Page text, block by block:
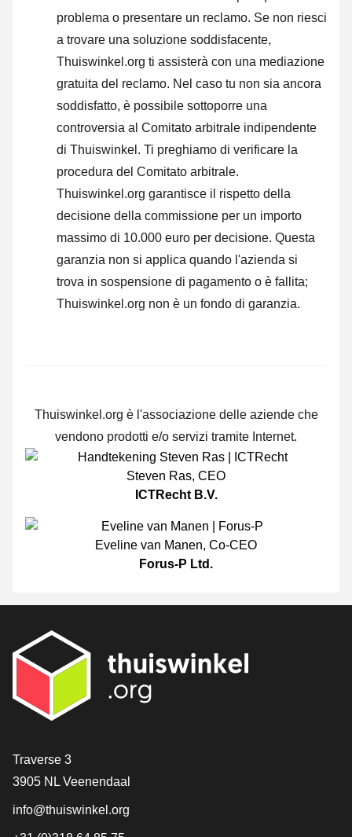
problema o presentare un reclamo. Se non riesci
a trovare una soluzione soddisfacente,
Thuiswinkel.org ti assisterà con una mediazione
gratuita del reclamo. Nel caso tu non sia ancora
soddisfatto, è possibile sottoporre una
controversia al Comitato arbitrale indipendente
di Thuiswinkel. Ti preghiamo di verificare la
procedura del Comitato arbitrale.
Thuiswinkel.org garantisce il rispetto della
decisione della commissione per un importo
massimo di 10.000 euro per decisione. Questa
garanzia non si applica quando l'azienda si
trova in sospensione di pagamento o è fallita;
Thuiswinkel.org non è un fondo di garanzia.
Thuiswinkel.org è l'associazione delle aziende che
vendono prodotti e/o servizi tramite Internet.
Steven Ras, CEO
ICTRecht B.V.
Eveline van Manen, Co-CEO
Forus-P Ltd.
[_General:Contact]
Traverse 3
3905 NL Veenendaal
info@thuiswinkel.org